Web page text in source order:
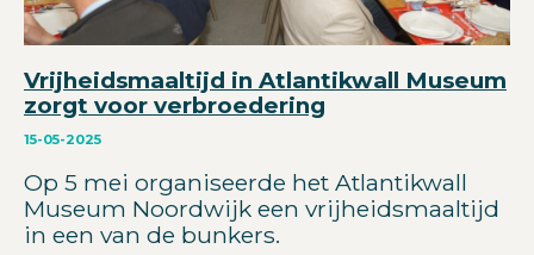
Vrijheidsmaaltijd in Atlantikwall Museum
zorgt voor verbroedering
15-05-2025
Op 5 mei organiseerde het Atlantikwall
Museum Noordwijk een vrijheidsmaaltijd
in een van de bunkers.